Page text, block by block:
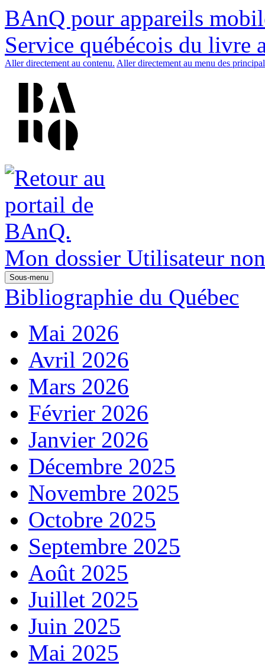
BAnQ pour appareils
Service québécois du livre
Aller directement au contenu. Aller directement au menu des
Mon dossier Utilisateur
Sous-menu
Bibliographie du Québec
Mai 2026
Avril 2026
Mars 2026
Février 2026
Janvier 2026
Décembre 2025
Novembre 2025
Octobre 2025
Septembre 2025
Août 2025
Juillet 2025
Juin 2025
Mai 2025